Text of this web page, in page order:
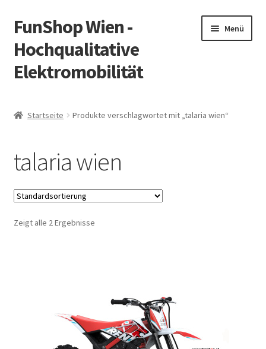
Zur
Navigation
springen
Zum
Inhalt
springen
FunShop Wien -
Hochqualitative
Elektromobilität
Menü
Vorsicht Internetbetrug
Über FunShop
Impressum
Startseite Produkte verschlagwortet mit „talaria wien“
talaria wien
Zeigt alle 2 Ergebnisse